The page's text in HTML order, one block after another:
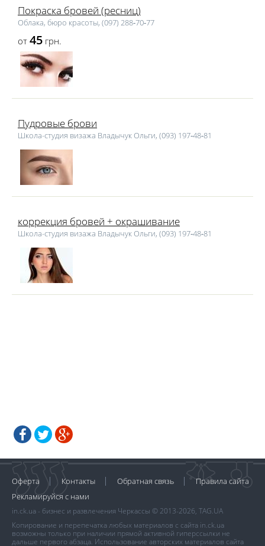
Покраска бровей (ресниц)
Облака, бюро красоты, (097) 288‑70‑77
от 45 грн.
Пудровые брови
Школа-студия визажа Владычук Ольги, (093) 197‑48‑81
коррекция бровей + окрашивание
Школа-студия визажа Владычук Ольги, (093) 197‑48‑81
Оферта Контакты Обратная связь
Правила сайта
Рекламируйся с нами
in.ck.ua - бизнес и развлечения Черкассы © 2013-2026, TAG.UA
Копирование и перепечатка любых материалов с сайта in.ck.ua
возможны только при наличии прямой активной гиперссылки не
дальше первого абзаца. Использование авторских материалов сайта